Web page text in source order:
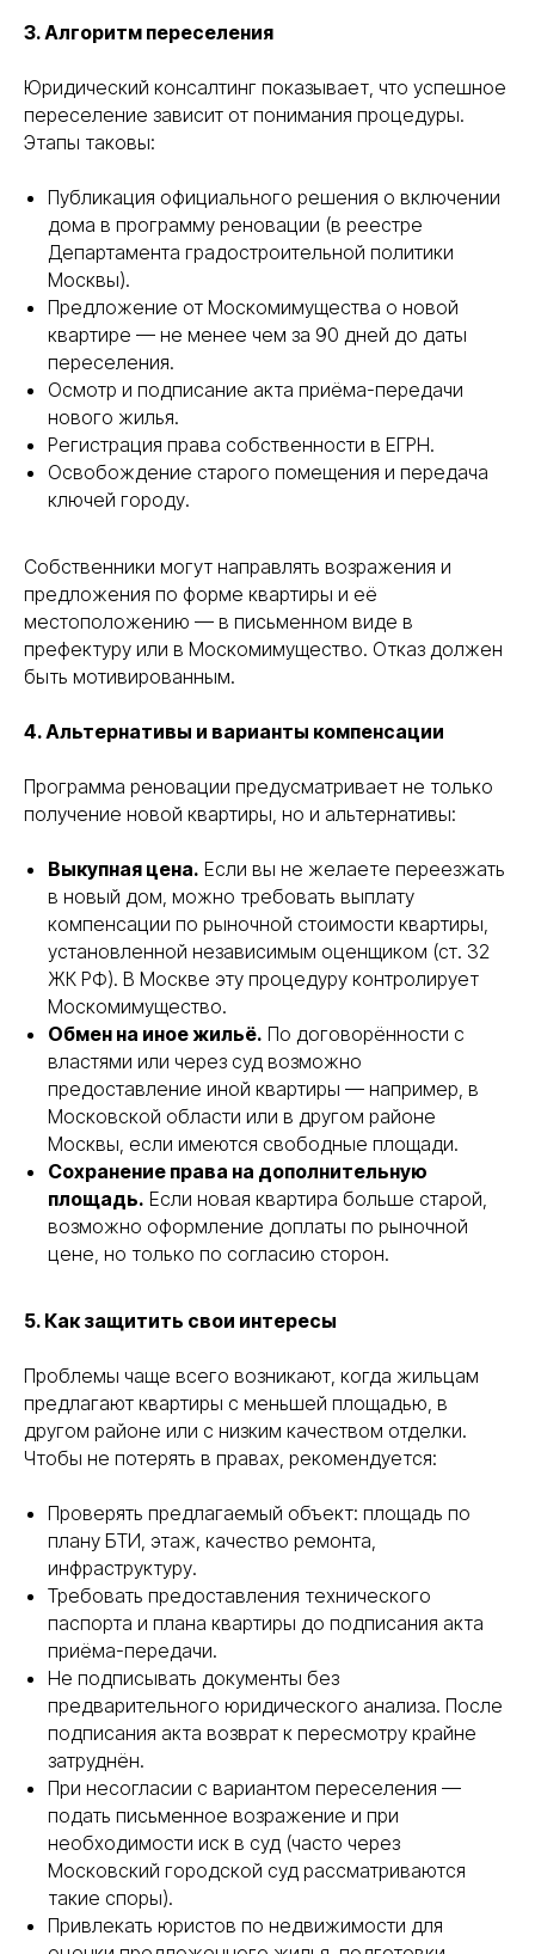
3. Алгоритм переселения
Юридический консалтинг показывает, что успешное
переселение зависит от понимания процедуры.
Этапы таковы:
Публикация официального решения о включении
дома в программу реновации (в реестре
Департамента градостроительной политики
Москвы).
Предложение от Москомимущества о новой
квартире — не менее чем за 90 дней до даты
переселения.
Осмотр и подписание акта приёма-передачи
нового жилья.
Регистрация права собственности в ЕГРН.
Освобождение старого помещения и передача
ключей городу.
Собственники могут направлять возражения и
предложения по форме квартиры и её
местоположению — в письменном виде в
префектуру или в Москомимущество. Отказ должен
быть мотивированным.
4. Альтернативы и варианты компенсации
Программа реновации предусматривает не только
получение новой квартиры, но и альтернативы:
Выкупная цена. Если вы не желаете переезжать
в новый дом, можно требовать выплату
компенсации по рыночной стоимости квартиры,
установленной независимым оценщиком (ст. 32
ЖК РФ). В Москве эту процедуру контролирует
Москомимущество.
Обмен на иное жильё. По договорённости с
властями или через суд возможно
предоставление иной квартиры — например, в
Московской области или в другом районе
Москвы, если имеются свободные площади.
Сохранение права на дополнительную
площадь. Если новая квартира больше старой,
возможно оформление доплаты по рыночной
цене, но только по согласию сторон.
5. Как защитить свои интересы
Проблемы чаще всего возникают, когда жильцам
предлагают квартиры с меньшей площадью, в
другом районе или с низким качеством отделки.
Чтобы не потерять в правах, рекомендуется:
Проверять предлагаемый объект: площадь по
плану БТИ, этаж, качество ремонта,
инфраструктуру.
Требовать предоставления технического
паспорта и плана квартиры до подписания акта
приёма-передачи.
Не подписывать документы без
предварительного юридического анализа. После
подписания акта возврат к пересмотру крайне
затруднён.
При несогласии с вариантом переселения —
подать письменное возражение и при
необходимости иск в суд (часто через
Московский городской суд рассматриваются
такие споры).
Привлекать юристов по недвижимости для